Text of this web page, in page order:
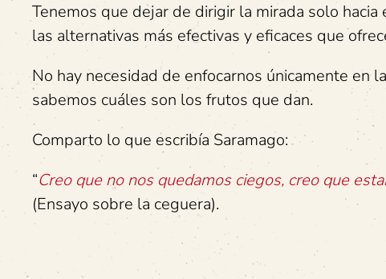
Tenemos que dejar de dirigir la mirada solo
las alternativas más efectivas y eficaces que
No hay necesidad de enfocarnos únicamente en
sabemos cuáles son los frutos que dan.
Comparto lo que escribía Saramago:
“Creo que no nos quedamos ciegos, creo que
(Ensayo sobre la ceguera).